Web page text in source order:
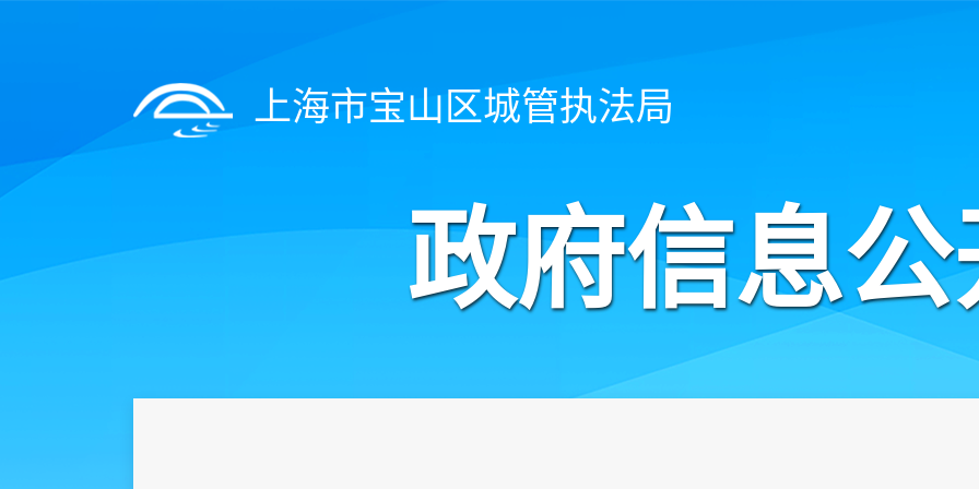
上海市宝山区城管执法局
政府信息公